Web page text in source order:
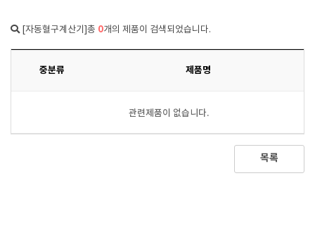
[자동혈구계산기]총 0개의 제품이 검색되었습니다.
중분류 제품명
관련제품이 없습니다.
목록